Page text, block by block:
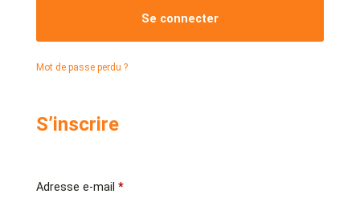
Se connecter
Mot de passe perdu ?
S’inscrire
Adresse e-mail *